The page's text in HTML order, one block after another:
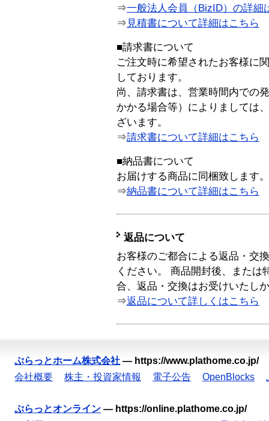
⇒一般法人会員（BizID）の詳細
⇒ 見積書について詳細はこちら
■請求書について
ご注文時に希望されたお客様に
しております。
尚、請求書は、営業時間内での
かかる場合等）によりましては
ざいます。
⇒請求書について詳細はこちら
■納品書について
お届けする商品に同梱致します。
⇒納品書について詳細はこちら
返品について
お客様のご都合による返品・交
ください。 商品開封後、または
合、返品・交換はお受けいたし
⇒返品について詳しくはこちら
ぷらっとホーム株式会社 — https://www.plathome.co.jp/
会社概要
株主・投資家情報 電子公告 OpenBlocks
ぷらっとオンライン — https://online.plathome.co.jp/